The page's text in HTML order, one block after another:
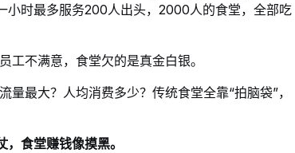
时最多服务200人出头， 2000人的食堂，全部吃
工不满意，食堂欠的是真金白银。
量最大？人均消费多少？传统食堂全靠“拍脑袋”，
，食堂赚钱像摸黑。